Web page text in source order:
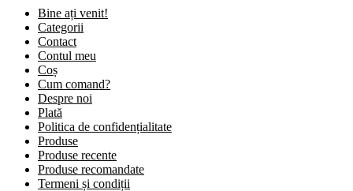
Bine ați venit!
Categorii
Contact
Contul meu
Coș
Cum comand?
Despre noi
Plată
Politica de confidențialitate
Produse
Produse recente
Produse recomandate
Termeni și condiții